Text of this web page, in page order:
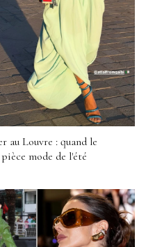
au Louvre : quand le
mode de l'été